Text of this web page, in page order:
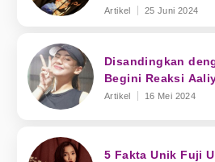
Artikel 25 Juni 2024
Disandingkan
Begini Reaksi
Artikel 16 Mei 2024
5 Fakta Unik Fuji